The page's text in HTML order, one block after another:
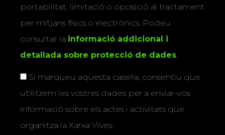
portabilitat, limitació o oposició al tractament
per mitjans físics o electrònics. Podeu
consultar la informació addicional i
detallada sobre protecció de dades
Si marqueu aquesta casella, consentiu que
utilitzem les vostres dades per a enviar-vos
informació sobre els actes i activitats que
organitza la Xarxa Vives.